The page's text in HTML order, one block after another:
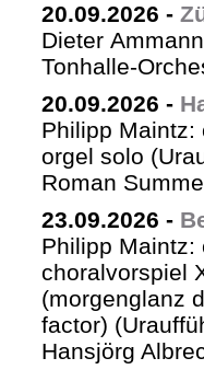
20.09.2026 -
Dieter
Tonhalle-
20.09.2026 -
Philipp Maintz:
orgel solo
Roman
23.09.2026 -
Philipp Maintz:
choralvorspiel
(morgenglanz
factor)
Hansjörg